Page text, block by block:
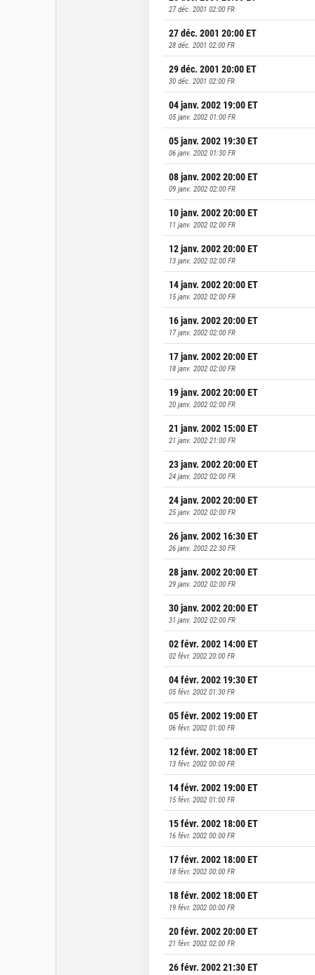
27 déc. 2001 02:00 FR
27 déc. 2001 20:00ET
28 déc. 2001 02:00 FR
29 déc. 2001 20:00ET
30 déc. 2001 02:00 FR
04 janv. 2002 19:00ET
05 janv. 2002 01:00 FR
05 janv. 2002 19:30ET
06 janv. 2002 01:30 FR
08 janv. 2002 20:00ET
09 janv. 2002 02:00 FR
10 janv. 2002 20:00ET
11 janv. 2002 02:00 FR
12 janv. 2002 20:00ET
13 janv. 2002 02:00 FR
14 janv. 2002 20:00ET
15 janv. 2002 02:00 FR
16 janv. 2002 20:00ET
17 janv. 2002 02:00 FR
17 janv. 2002 20:00ET
18 janv. 2002 02:00 FR
19 janv. 2002 20:00ET
20 janv. 2002 02:00 FR
21 janv. 2002 15:00ET
21 janv. 2002 21:00 FR
23 janv. 2002 20:00ET
24 janv. 2002 02:00 FR
24 janv. 2002 20:00ET
25 janv. 2002 02:00 FR
26 janv. 2002 16:30ET
26 janv. 2002 22:30 FR
28 janv. 2002 20:00ET
29 janv. 2002 02:00 FR
30 janv. 2002 20:00ET
31 janv. 2002 02:00 FR
02 févr. 2002 14:00ET
02 févr. 2002 20:00 FR
04 févr. 2002 19:30ET
05 févr. 2002 01:30 FR
05 févr. 2002 19:00ET
06 févr. 2002 01:00 FR
12 févr. 2002 18:00ET
13 févr. 2002 00:00 FR
14 févr. 2002 19:00ET
15 févr. 2002 01:00 FR
15 févr. 2002 18:00ET
16 févr. 2002 00:00 FR
17 févr. 2002 18:00ET
18 févr. 2002 00:00 FR
18 févr. 2002 18:00ET
19 févr. 2002 00:00 FR
20 févr. 2002 20:00ET
21 févr. 2002 02:00 FR
26 févr. 2002 21:30ET